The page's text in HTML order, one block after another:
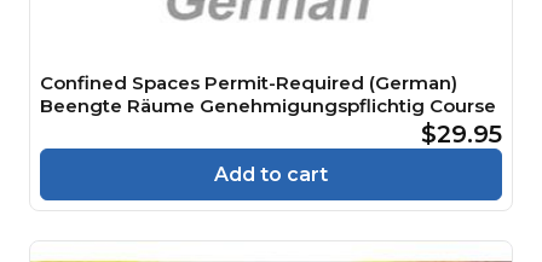
Confined Spaces Permit-Required (German)
Beengte Räume Genehmigungspflichtig Course
$29.95
Add to cart